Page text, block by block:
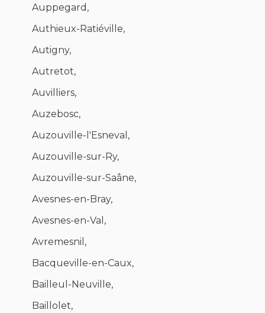
Auppegard,
Authieux-Ratiéville,
Autigny,
Autretot,
Auvilliers,
Auzebosc,
Auzouville-l'Esneval,
Auzouville-sur-Ry,
Auzouville-sur-Saâne,
Avesnes-en-Bray,
Avesnes-en-Val,
Avremesnil,
Bacqueville-en-Caux,
Bailleul-Neuville,
Baillolet,